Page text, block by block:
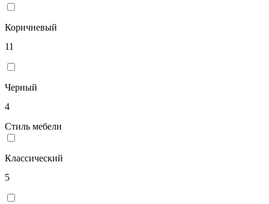
Коричневый
11
Черный
4
Стиль мебели
Классический
5